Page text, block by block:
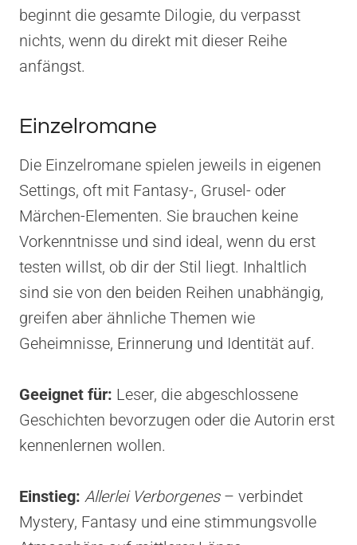
beginnt die gesamte Dilogie, du verpasst
nichts, wenn du direkt mit dieser Reihe
anfängst.
Einzelromane
Die Einzelromane spielen jeweils in eigenen
Settings, oft mit Fantasy-, Grusel- oder
Märchen-Elementen. Sie brauchen keine
Vorkenntnisse und sind ideal, wenn du erst
testen willst, ob dir der Stil liegt. Inhaltlich
sind sie von den beiden Reihen unabhängig,
greifen aber ähnliche Themen wie
Geheimnisse, Erinnerung und Identität auf.
Geeignet für: Leser, die abgeschlossene
Geschichten bevorzugen oder die Autorin erst
kennenlernen wollen.
Einstieg: Allerlei Verborgenes– verbindet
Mystery, Fantasy und eine stimmungsvolle